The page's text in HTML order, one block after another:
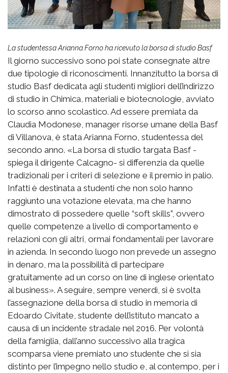
La studentessa Arianna Forno ha ricevuto la borsa di studio Basf
Il giorno successivo sono poi state consegnate altre
due tipologie di riconoscimenti. Innanzitutto la borsa di
studio Basf dedicata agli studenti migliori dell’indirizzo
di studio in Chimica, materiali e biotecnologie, avviato
lo scorso anno scolastico. Ad essere premiata da
Claudia Modonese, manager risorse umane della Basf
di Villanova, è stata Arianna Forno, studentessa del
secondo anno. «La borsa di studio targata Basf -
spiega il dirigente Calcagno- si differenzia da quelle
tradizionali per i criteri di selezione e il premio in palio.
Infatti è destinata a studenti che non solo hanno
raggiunto una votazione elevata, ma che hanno
dimostrato di possedere quelle “soft skills”, ovvero
quelle competenze a livello di comportamento e
relazioni con gli altri, ormai fondamentali per lavorare
in azienda. In secondo luogo non prevede un assegno
in denaro, ma la possibilità di partecipare
gratuitamente ad un corso on line di inglese orientato
al business». A seguire, sempre venerdì, si è svolta
l’assegnazione della borsa di studio in memoria di
Edoardo Civitate, studente dell’istituto mancato a
causa di un incidente stradale nel 2016. Per volontà
della famiglia, dall’anno successivo alla tragica
scomparsa viene premiato uno studente che si sia
distinto per l’impegno nello studio e, al contempo, per i